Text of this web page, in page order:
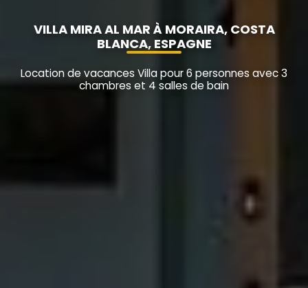
VILLA MIRA AL MAR À MORAIRA, COSTA
BLANCA, ESPAGNE
Location de vacances Villa pour 6 personnes avec 3
chambres et 4 salles de bain